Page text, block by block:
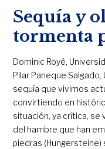
Sequía y
tormenta
Dominic Royé,
Pilar Paneque
sequía que vivimos
convirtiendo en
situación, ya crítica, se
del hambre que han
piedras